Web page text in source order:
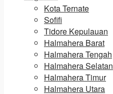
Kota Ternate
Sofifi
Tidore Kepulauan
Halmahera Barat
Halmahera Tengah
Halmahera Selatan
Halmahera Timur
Halmahera Utara